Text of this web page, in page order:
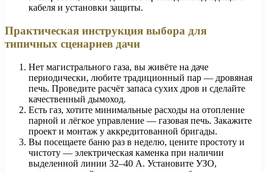
кабеля и установки защиты.
Практическая инструкция выбора для
типичных сценариев дачи
Нет магистрального газа, вы живёте на даче
периодически, любите традиционный пар — дровяная
печь. Проведите расчёт запаса сухих дров и сделайте
качественный дымоход.
Есть газ, хотите минимальные расходы на отопление
парной и лёгкое управление — газовая печь. Закажите
проект и монтаж у аккредитованной бригады.
Вы посещаете баню раз в неделю, цените простоту и
чистоту — электрическая каменка при наличии
выделенной линии 32–40 А. Установите УЗО,